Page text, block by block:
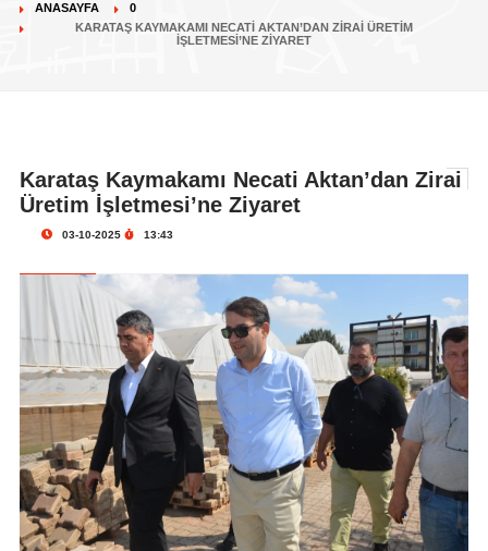
ANASAYFA
0
KARATAŞ KAYMAKAMI NECATI AKTAN’DAN ZIRAI ÜRETIM
İŞLETMESI’NE ZIYARET
Karataş Kaymakamı Necati Aktan’dan Zirai
Üretim İşletmesi’ne Ziyaret
03-10-2025 13:43